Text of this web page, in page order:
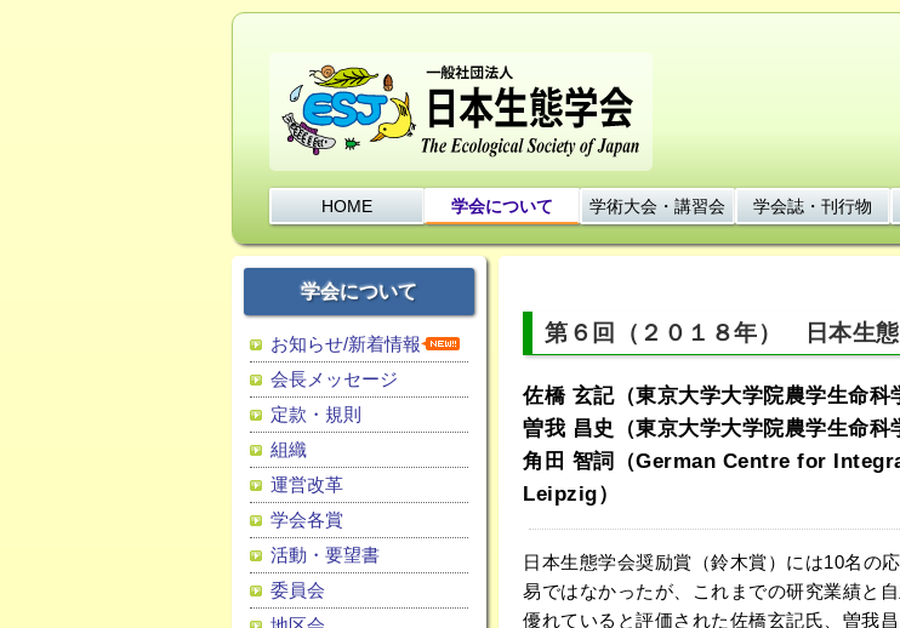
HOME 学会について 学術大会・講習会 学会誌・刊行物
学会について
お知らせ/新着情報
会長メッセージ
定款・規則
組織
運営改革
学会各賞
活動・要望書
委員会
第６回（２０１８年） 日本生
佐橋 玄記（東京大学大学院農学生命科
曽我 昌史（東京大学大学院農学生命科
角田 智詞（German Centre for
Leipzig）
日本生態学会奨励賞（鈴木賞）には10名の
易ではなかったが、これまでの研究業績と
優れていると評価された佐橋玄記氏、曽我